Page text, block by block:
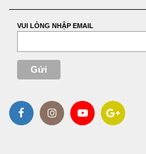
VUI LÒNG NHẬP EMAIL